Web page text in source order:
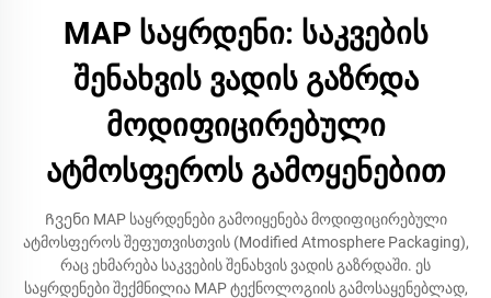
MAP საყრდენი: საკვების
შენახვის ვადის გაზრდა
მოდიფიცირებული
ატმოსფეროს გამოყენებით
Ჩვენი MAP საყრდენები გამოიყენება მოდიფიცირებული
ატმოსფეროს შეფუთვისთვის (Modified Atmosphere Packaging),
რაც ეხმარება საკვების შენახვის ვადის გაზრდაში. ეს
საყრდენები შექმნილია MAP ტექნოლოგიის გამოსაყენებლად,